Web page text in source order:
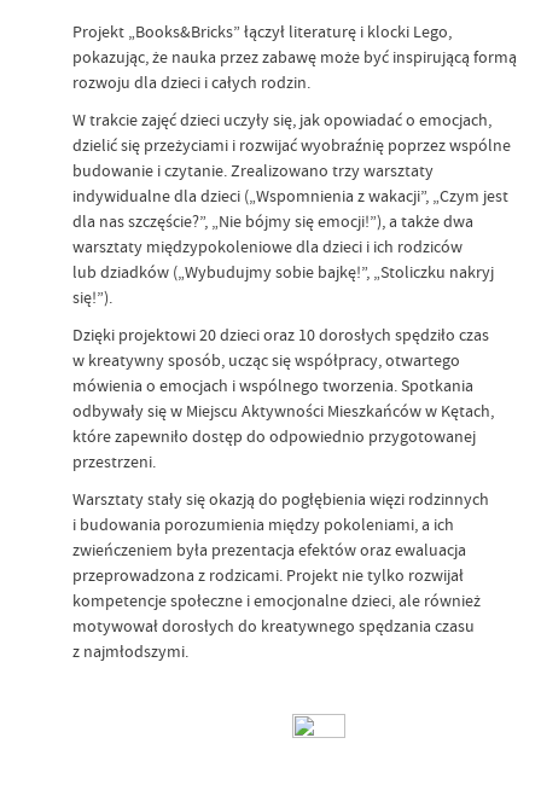
Projekt „Books&Bricks” łączył literaturę i klocki Lego,
pokazując, że nauka przez zabawę może być inspirującą formą
rozwoju dla dzieci i całych rodzin.
W trakcie zajęć dzieci uczyły się, jak opowiadać o emocjach,
dzielić się przeżyciami i rozwijać wyobraźnię poprzez wspólne
budowanie i czytanie. Zrealizowano trzy warsztaty
indywidualne dla dzieci („Wspomnienia z wakacji”, „Czym jest
dla nas szczęście?”, „Nie bójmy się emocji!”), a także dwa
warsztaty międzypokoleniowe dla dzieci i ich rodziców
lub dziadków („Wybudujmy sobie bajkę!”, „Stoliczku nakryj
się!”).
Dzięki projektowi 20 dzieci oraz 10 dorosłych spędziło czas
w kreatywny sposób, ucząc się współpracy, otwartego
mówienia o emocjach i wspólnego tworzenia. Spotkania
odbywały się w Miejscu Aktywności Mieszkańców w Kętach,
które zapewniło dostęp do odpowiednio przygotowanej
przestrzeni.
Warsztaty stały się okazją do pogłębienia więzi rodzinnych
i budowania porozumienia między pokoleniami, a ich
zwieńczeniem była prezentacja efektów oraz ewaluacja
przeprowadzona z rodzicami. Projekt nie tylko rozwijał
kompetencje społeczne i emocjonalne dzieci, ale również
motywował dorosłych do kreatywnego spędzania czasu
z najmłodszymi.